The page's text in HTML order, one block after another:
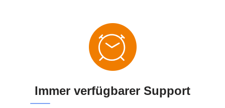
Immer verfügbarer Support